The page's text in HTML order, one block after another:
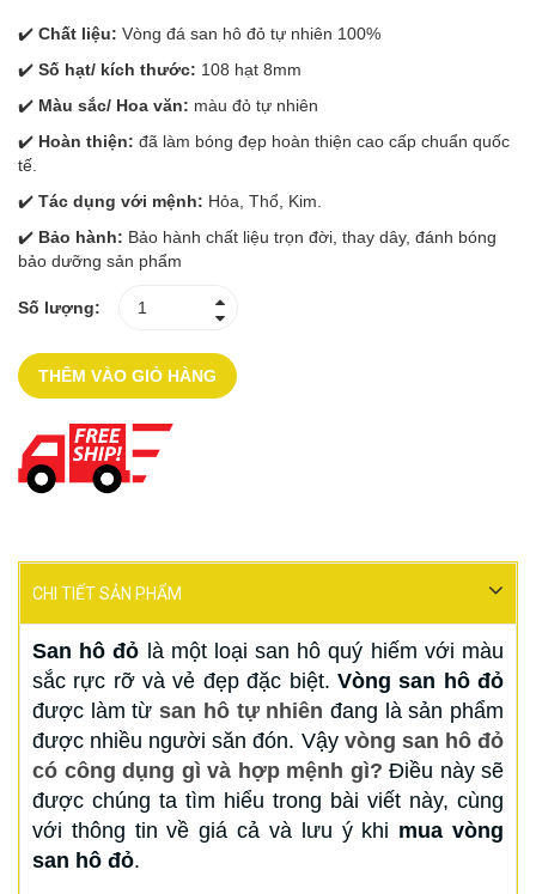
✔️ Chất liệu: Vòng đá san hô đỏ tự nhiên 100%
✔️ Số hạt/ kích thước: 108 hạt 8mm
✔️ Màu sắc/ Hoa văn: màu đỏ tự nhiên
✔️ Hoàn thiện: đã làm bóng đẹp hoàn thiện cao cấp chuẩn quốc
tế.
✔️ Tác dụng với mệnh: Hỏa, Thổ, Kim.
✔️ Bảo hành: Bảo hành chất liệu trọn đời, thay dây, đánh bóng
bảo dưỡng sản phẩm
Số lượng:
THÊM VÀO GIỎ HÀNG
CHI TIẾT SẢN PHẨM
San hô đỏ là một loại san hô quý hiếm với màu
sắc rực rỡ và vẻ đẹp đặc biệt. Vòng san hô đỏ
được làm từsan hô tự nhiên đang là sản phẩm
được nhiều người săn đón. Vậy vòng san hô đỏ
có công dụng gì và hợp mệnh gì? Điều này sẽ
được chúng ta tìm hiểu trong bài viết này, cùng
với thông tin về giá cả và lưu ý khi mua vòng
san hô đỏ.